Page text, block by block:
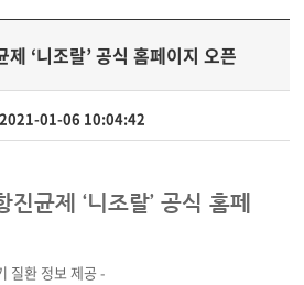
‘니조랄’ 공식 홈페이지 오픈
2021-01-06 10:04:42
균제 ‘니조랄’ 공식 홈페
질환 정보 제공 -